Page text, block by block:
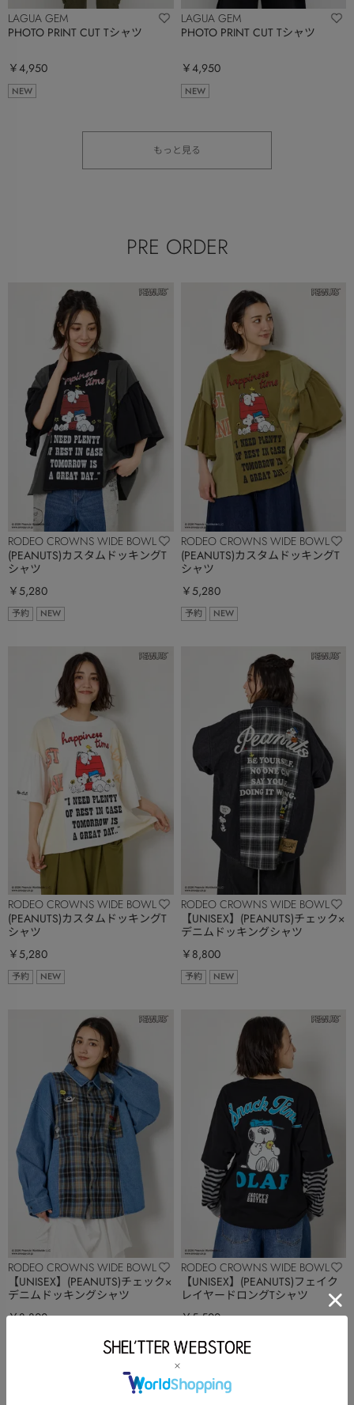
LAGUA GEM
PHOTO PRINT CUT Tシャツ
￥4,950
NEW
LAGUA GEM
PHOTO PRINT CUT Tシャツ
￥4,950
NEW
もっと見る
PRE ORDER
RODEO CROWNS WIDE BOWL
(PEANUTS)カスタムドッキングT
シャツ
￥5,280
予約 NEW
RODEO CROWNS WIDE BOWL
(PEANUTS)カスタムドッキングT
シャツ
￥5,280
予約 NEW
RODEO CROWNS WIDE BOWL
(PEANUTS)カスタムドッキングT
シャツ
￥5,280
予約 NEW
RODEO CROWNS WIDE BOWL
【UNISEX】(PEANUTS)チェック×
デニムドッキングシャツ
￥8,800
予約 NEW
RODEO CROWNS WIDE BOWL
【UNISEX】(PEANUTS)チェック×
デニムドッキングシャツ
￥8,800
RODEO CROWNS WIDE BOWL
【UNISEX】(PEANUTS)フェイク
レイヤードロングTシャツ
￥5,500
予約 NEW